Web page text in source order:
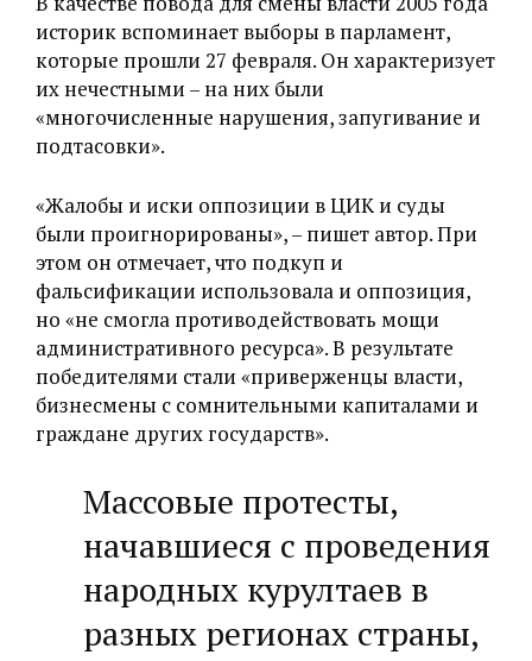
историк вспоминает выборы в парламент,
которые прошли 27 февраля. Он характеризует
их нечестными – на них были
«многочисленные нарушения, запугивание и
подтасовки».
«Жалобы и иски оппозиции в ЦИК и суды
были проигнорированы», – пишет автор. При
этом он отмечает, что подкуп и
фальсификации использовала и оппозиция,
но «‎не смогла противодействовать мощи
административного ресурса». В результате
победителями стали «приверженцы власти,
бизнесмены с сомнительными капиталами и
граждане других государств».
Массовые протесты,
начавшиеся с проведения
народных курултаев в
разных регионах страны,